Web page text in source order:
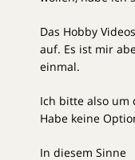
Das Hobby
auf. Es ist mir
einmal.
Ich bitte also um
Habe keine
In diesem Sinne